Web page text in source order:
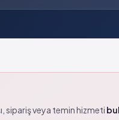
sipariş veya temin hizmeti